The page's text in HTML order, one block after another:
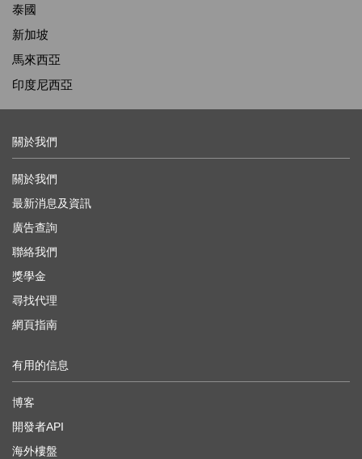
泰國
新加坡
馬來西亞
印度尼西亞
關於我們
關於我們
最新消息及資訊
廣告查詢
聯絡我們
獎學金
尋找代理
網頁指南
有用的信息
博客
開發者API
海外樓盤